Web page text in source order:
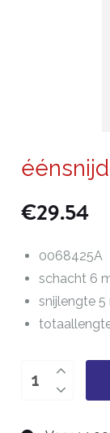
€29.54
0068425A
schacht 6
snijlengte 5
éénsnijder